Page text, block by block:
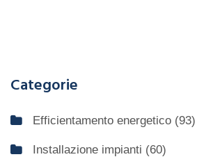
Categorie
Efficientamento energetico (93)
Installazione impianti (60)